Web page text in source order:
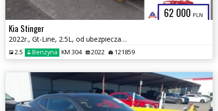
62 000 PLN
Kia Stinger
2022r., Gt-Line, 2.5L, od ubezpieczalni
2.5 Benzyna KM 304 2022 121859